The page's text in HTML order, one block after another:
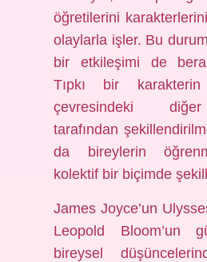
öğretilerini
olaylarla işler. Bu
bir etkileşimi de
Tıpkı bir karakterin
çevresindeki
tarafından
da bireylerin
kolektif bir biçimde
James Joyce’un
Leopold Bloom’un
bireysel